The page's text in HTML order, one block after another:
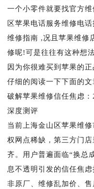
一个小零件就要找官方
区苹果电话服务维修电
维修指南 ,况且苹果维修
修呢!可是往往有这种想
因为你很难买到苹果的
仔细的阅读一下下面的
破解苹果维修信任焦虑
深度测评
当前上海金山区苹果维
权网点稀缺，第三方门
齐。用户普遍面临“换总
息不透明引发的信任焦
非原厂、维修乱加价、